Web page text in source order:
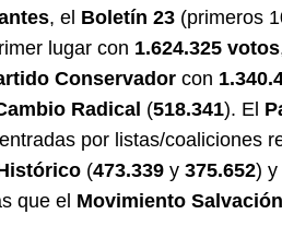
, el Boletín 23 (primeros
lugar con 1.624.325 votos
Conservador con
Radical (518.341). El
por listas/coaliciones
(473.339 y 375.652) y
que el Movimiento